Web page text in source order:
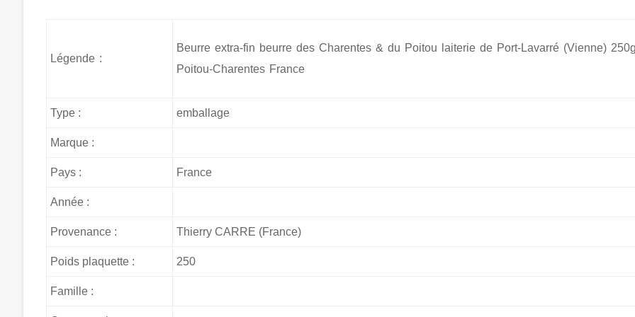
Légende :
Beurre extra-fin beurre des Charentes & du Poitou laiterie de Port-Lavarré (Vienne)
Poitou-Charentes France
Type : emballage
Marque :
Pays : France
Année :
Provenance : Thierry CARRE (France)
Poids plaquette : 250
Famille :